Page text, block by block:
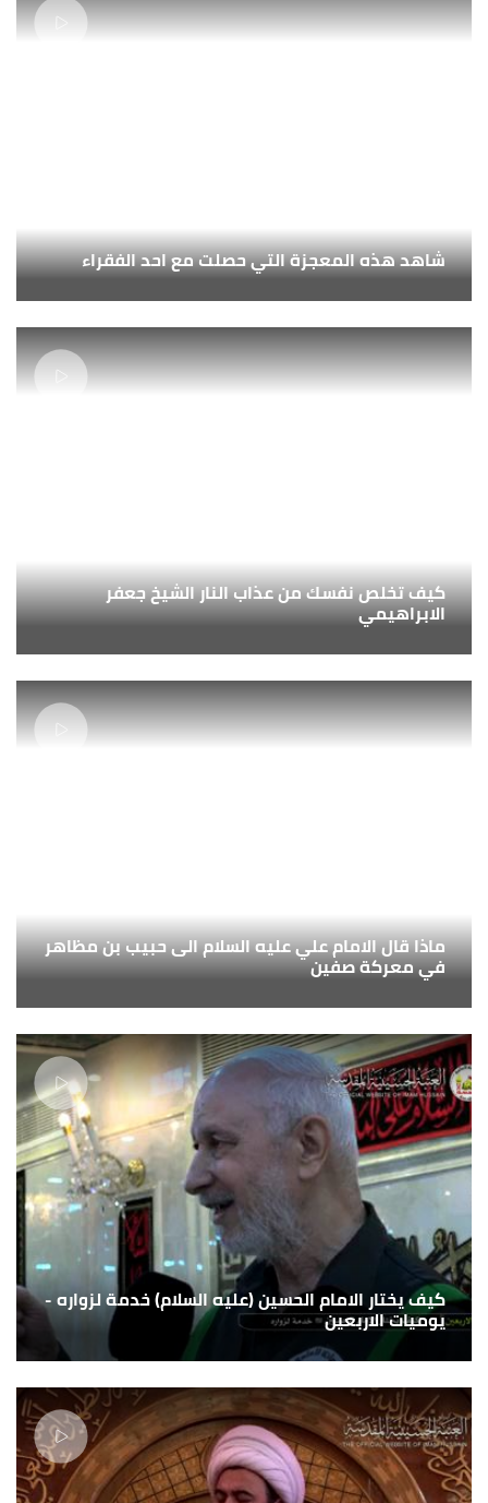
شاهد هذه المعجزة التي حصلت مع احد الفقراء
كيف تخلص نفسك من عذاب النار الشيخ جعفر
الابراهيمي
ماذا قال الامام علي عليه السلام الى حبيب بن مظاهر
في معركة صفين
كيف يختار الامام الحسين (عليه السلام) خدمة لزواره -
يوميات الاربعين